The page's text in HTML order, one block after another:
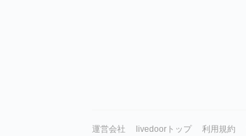
運営会社 livedoorトップ 利用規約